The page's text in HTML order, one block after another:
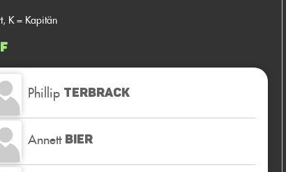
K = Kapitän
Phillip TERBRACK
Annett BIER